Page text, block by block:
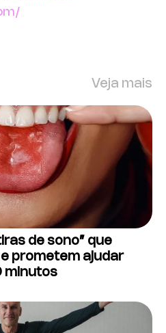
Veja mais
de sono” que
prometem ajudar
minutos